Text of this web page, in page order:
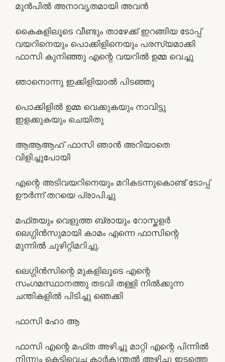
മുൻപിൽ അനാവൃതമായി അവൻ
കൈകളിലൂടെ വീണ്ടും താഴേക്ക് ഇറങ്ങിയ ടോപ്പ്
വയറിനെയും പൊക്കിളിനെയും പരസ്യമാക്കി
ഫാസി കുനിഞ്ഞു എന്റെ വയറിൽ ഉമ്മ വെച്ചു
ഞാനൊന്നു ഇക്കിളിയാൽ പിടഞ്ഞു
പൊക്കിളിൽ ഉമ്മ വെക്കുകയും നാവിട്ടു
ഇളക്കുകയും ചെയിതു
ആആആഹ്‌ ഫാസി ഞാൻ അറിയാതെ
വിളിച്ചുപോയി
എന്റെ അടിവയറിനെയും മറികടന്നുകൊണ്ട് ടോപ്പ്
ഊർന്ന് തറയെ പ്രാപിച്ചു
മഫ്തയും വെളുത്ത ബ്രായും റോസ്കളർ
ലെഗ്ഗിൻസുമായി കാമം എന്നെ ഫാസിന്റെ
മുന്നിൽ ചുഴിറ്റിമറിച്ചു.
ലെഗ്ഗിൻസിന്റെ മുകളിലൂടെ എന്റെ
സംഗമസ്ഥാനത്തു തടവി തള്ളി നിൽക്കുന്ന
ചന്തികളിൽ പിടിച്ചു ഞെക്കി
ഫാസി ഹോ ആ
ഫാസി എന്റെ മഫ്ത അഴിച്ചു മാറ്റി എന്റെ പിന്നിൽ
നിന്നും കെട്ടിവെച്ച കാർകൂന്തൽ അഴിച്ചു ഇടത്തെ